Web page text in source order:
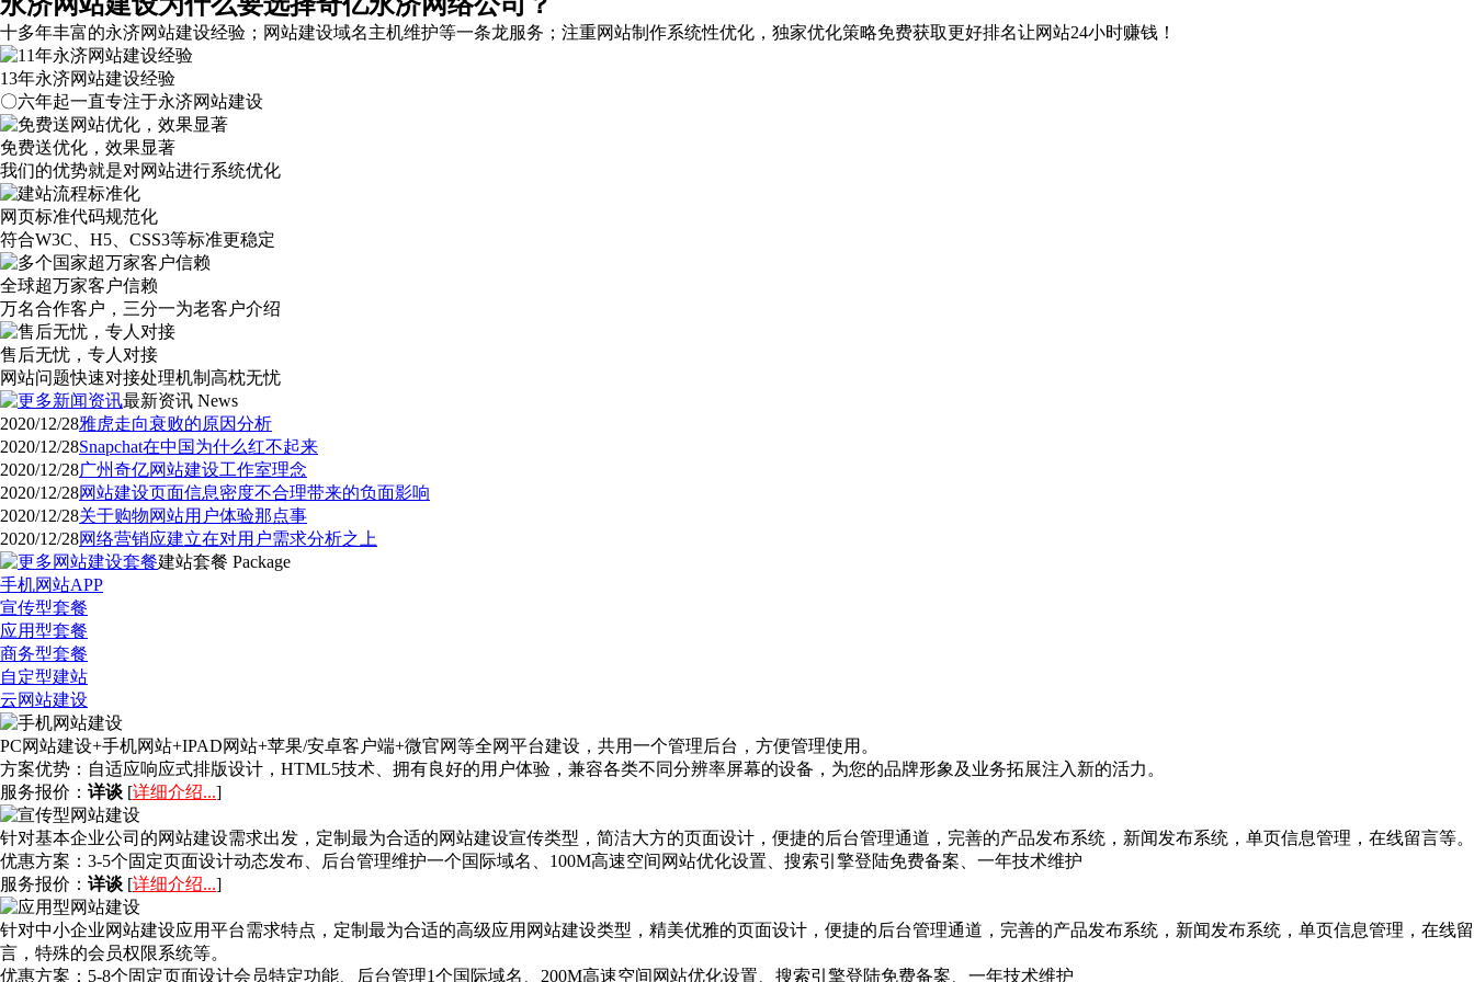
十多年丰富的永济网站建设经验；网站建设域名主机维护等一条龙服务 ；注重网站制作系统性优化， 独家优化策略免费获取更好排名让网站24小时赚钱！
13年永济网站建设经验
〇六年起一直专注于永济网站建设
免费送优化，效果显著
我们的优势就是对网站进行系统优化
网页标准代码规范化
符合W3C、H5、CSS3等标准更稳定
全球超万家客户信赖
万名合作客户，三分一为老客户介绍
售后无忧，专人对接
网站问题快速对接处理机制高枕无忧
最新资讯 News
2020/12/28雅虎走向衰败的原因分析
2020/12/28Snapchat在中国为什么红不起来
2020/12/28广州奇亿网站建设工作室理念
2020/12/28网站建设页面信息密度不合理带来的负面影响
2020/12/28关于购物网站用户体验那点事
2020/12/28网络营销应建立在对用户需求分析之上
建站套餐 Package
手机网站APP
宣传型套餐
应用型套餐
商务型套餐
自定型建站
云网站建设
PC网站建设+手机网站+IPAD网站+苹果/安卓客户端+微官网等全网平台建设，共用一个管理后台，方便管理使用。
方案优势： 自适应响应式排版设计，HTML5技术、拥有良好的用户体验，兼容各类不同分辨率屏幕的设备，为您的品牌形象及业务拓展注入新的活力。
服务报价： 详谈 [详细介绍...]
针对基本企业公司的网站建设需求出发，定制最为合适的网站建设宣传类型，简洁大方的页面设计，便捷的后台管理通道，完善的产品发布系统，新闻发布系统，单页信息管理，在线留言等。
优惠方案： 3-5个固定页面设计动态发布、后台管理维护一个国际域名、100M高速空间网站优化设置、搜索引擎登陆免费备案、一年技术维护
服务报价： 详谈 [详细介绍...]
针对中小企业网站建设应用平台需求特点，定制最为合适的高级应用网站建设类型，精美优雅的页面设计，便捷的后台管理通道，完善的产品发布系统，新闻发布系统，单页信息管理，在线留
言，特殊的会员权限系统等。
优惠方案： 5-8个固定页面设计会员特定功能、后台管理1个国际域名、200M高速空间网站优化设置、搜索引擎登陆免费备案、一年技术维护